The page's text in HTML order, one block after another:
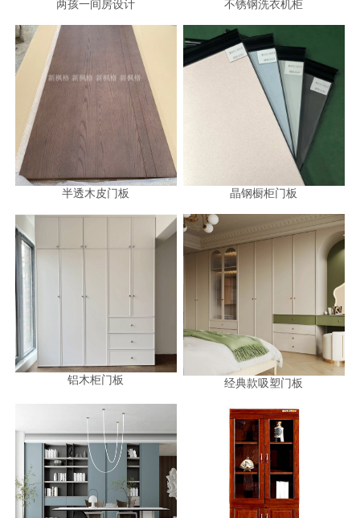
两孩一间房设计 不锈钢洗衣机柜
半透木皮门板 晶钢橱柜门板
铝木柜门板 经典款吸塑门板